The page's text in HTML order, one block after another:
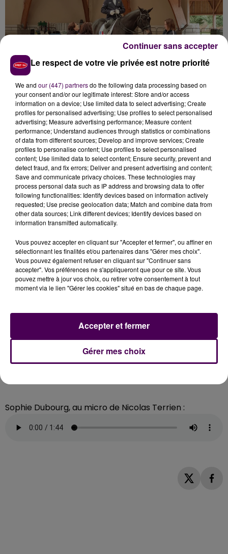
VLADIMIR VINCHON VISE L’OR
PARALYMPIQUE
Mais dans le sport de -très- haut niveau, il n’y a pas de
secret : tout est dans la passion et le travail. Voire le
sacrifice ! Pour Vladimir Vinchon,"c’est un équilibre à
trouver",déjà entre le cavalier et sa monture. Et entre
le Mayennais et son cheval"Pégase Mayenne", ça
fonctionne. En tous casà en juger par les
international ce mercredi matin,sous le plus grand
manège couvert d’Europe."Une médaille d’or me
paraît atteignable"confie le cavalier amputé de sa
jambe droite suite à un accident de la route en 1994.
On donnera encore plus de crédit à son propos dans
préparer au mieux, Vladimir et Pégase ont quitté
momentanément la Mayenne pour intégrer un haras
dans l’Essonne. Mais à l’heure de cette master class à
Lamotte-Beuvron, la routine de compétition est déjà
bien lancée !
Sophie Dubourg, au micro de Nicolas Terrien :
Le respect de votre vie privée est notre priorité
We and our (447) partnersdo the following data processing based on
your consent and/or our legitimate interest: Store and/or access
information on a device; Use limited data to select advertising; Create
profiles for personalised advertising; Use profiles to select personalised
advertising; Measure advertising performance; Measure content
performance; Understand audiences through statistics or combinations
of data from different sources; Develop and improve services; Create
profiles to personalise content; Use profiles to select personalised
content; Use limited data to select content; Ensure security, prevent and
detect fraud, and fix errors; Deliver and present advertising and content;
Save and communicate privacy choices. These technologies may
process personal data such as IP address and browsing data to offer
following functionalities: Identify devices based on information actively
requested; Use precise geolocation data; Match and combine data from
other data sources; Link different devices; Identify devices based on
information transmitted automatically.
Vous pouvez accepter en cliquant sur "Accepter et fermer", ou affiner en
sélectionnant les finalités et/ou partenaires dans "Gérer mes choix".
Vous pouvez également refuser en cliquant sur "Continuer sans
accepter". Vos préférences ne s'appliqueront que pour ce site. Vous
pouvez mettre à jour vos choix, ou retirer votre consentement à tout
moment via le lien "Gérer les cookies" situé en bas de chaque page.
Gérer mes choix
Accepter et fermer
Continuer sans accepter